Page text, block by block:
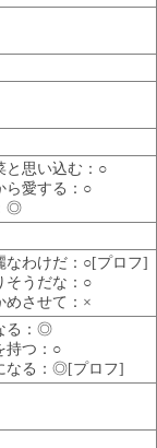
と思い込む：○
ら愛する：○
◎
なわけだ：○[プロフ]
そうだな：○
めさせて：×
る：◎
持つ：○
なる：◎[プロフ]